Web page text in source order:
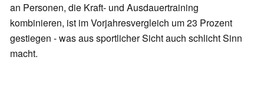
an Personen, die Kraft- und Ausdauertraining
kombinieren, ist im Vorjahresvergleich um 23 Prozent
gestiegen - was aus sportlicher Sicht auch schlicht Sinn
macht.